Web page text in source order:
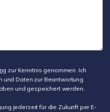
zur Kenntnis genommen. Ich
und Daten zur Beantwortung
und gespeichert werden.
jederzeit für die Zukunft per E-